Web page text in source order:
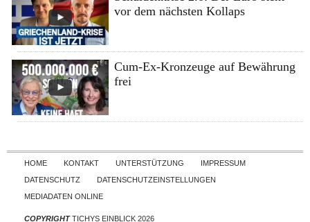
vor dem nächsten Kollaps
Cum-Ex-Kronzeuge auf Bewährung
frei
Skip to content
HOME KONTAKT UNTERSTÜTZUNG
IMPRESSUM
DATENSCHUTZ
DATENSCHUTZEINSTELLUNGEN
MEDIADATEN ONLINE
COPYRIGHTTICHYS EINBLICK 2026